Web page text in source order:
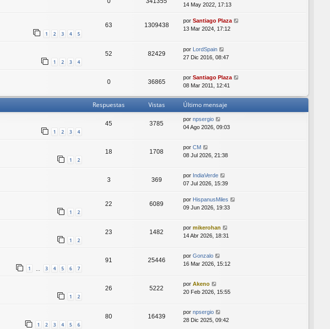
14 May 2022, 17:13
1 2 3 4 5
63 1309438
por Santiago Plaza
13 Mar 2024, 17:12
1 2 3 4
52 82429
por LordSpain
27 Dic 2016, 08:47
0 36865
por Santiago Plaza
08 Mar 2011, 12:41
Respuestas Vistas Último mensaje
1 2 3 4
45 3785
por npsergio
04 Ago 2026, 09:03
1 2
18 1708
por CM
08 Jul 2026, 21:38
3 369
por IndiaVerde
07 Jul 2026, 15:39
1 2
22 6089
por HispanusMiles
09 Jun 2026, 19:33
1 2
23 1482
por mikerohan
14 Abr 2026, 18:31
1 … 3 4 5 6 7
91 25446
por Gonzalo
16 Mar 2026, 15:12
1 2
26 5222
por Akeno
20 Feb 2026, 15:55
1 2 3 4 5 6
80 16439
por npsergio
28 Dic 2025, 09:42